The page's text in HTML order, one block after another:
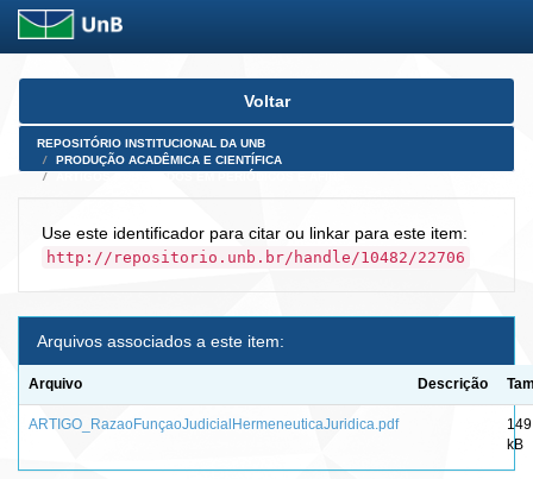
Skip
Voltar
REPOSITÓRIO INSTITUCIONAL DA UNB
PRODUÇÃO ACADÊMICA E CIENTÍFICA
Use este identificador para citar ou linkar para este item:
http://repositorio.unb.br/handle/10482/22706
Arquivos associados a este item:
Arquivo Descrição
ARTIGO_RazaoFunçaoJudicialHermeneuticaJuridica.pdf
kB